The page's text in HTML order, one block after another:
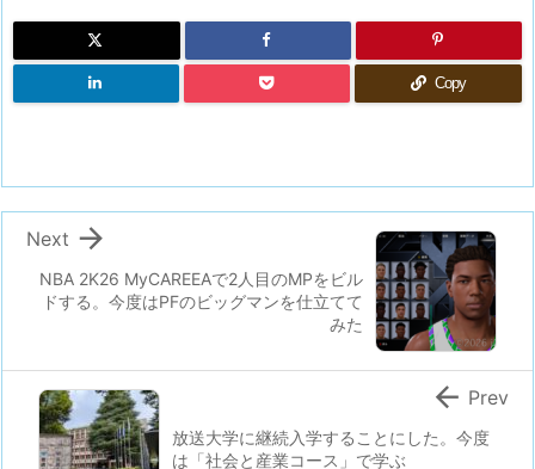
Copy
NBA 2K26 MyCAREEAで2人目のMPをビル
ドする。今度はPFのビッグマンを仕立てて
みた

Next
放送大学に継続入学することにした。今度
は「社会と産業コース」で学ぶ
 Prev